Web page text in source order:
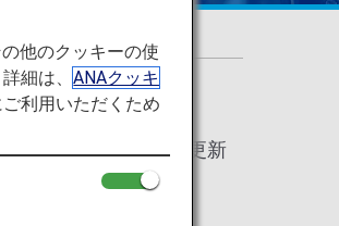
2025年5月20日 更新
他のクッキーの使
細は、ANAクッキ
利用いただくため